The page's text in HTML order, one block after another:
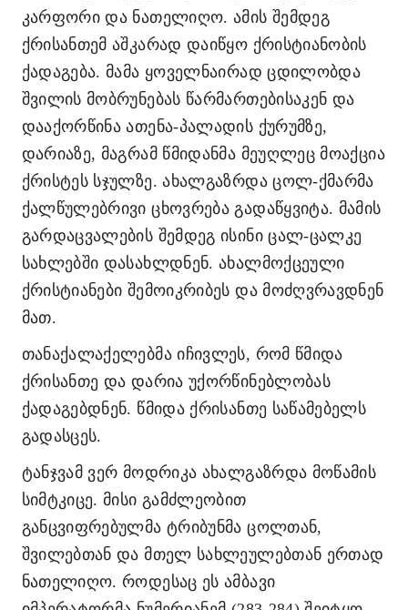
კარფორი და ნათელიღო. ამის შემდეგ
ქრისანთემ აშკარად დაიწყო ქრისტიანობის
ქადაგება. მამა ყოველნაირად ცდილობდა
შვილის მობრუნებას წარმართებისაკენ და
დააქორწინა ათენა-პალადის ქურუმზე,
დარიაზე, მაგრამ წმიდანმა მეუღლეც მოაქცია
ქრისტეს სჯულზე. ახალგაზრდა ცოლ-ქმარმა
ქალწულებრივი ცხოვრება გადაწყვიტა. მამის
გარდაცვალების შემდეგ ისინი ცალ-ცალკე
სახლებში დასახლდნენ. ახალმოქცეული
ქრისტიანები შემოიკრიბეს და მოძღვრავდნენ
მათ.
თანაქალაქელებმა იჩივლეს, რომ წმიდა
ქრისანთე და დარია უქორწინებლობას
ქადაგებდნენ. წმიდა ქრისანთე საწამებელს
გადასცეს.
ტანჯვამ ვერ მოდრიკა ახალგაზრდა მოწამის
სიმტკიცე. მისი გამძლეობით
განცვიფრებულმა ტრიბუნმა ცოლთან,
შვილებთან და მთელ სახლეულებთან ერთად
ნათელიღო. როდესაც ეს ამბავი